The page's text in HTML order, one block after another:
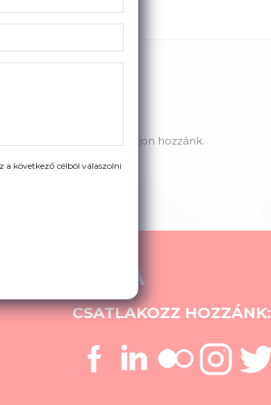
a következő célból válaszolni
válasszon, forduljon hozzánk.
MÉDIA
CSATLAKOZZ HOZZÁNK: